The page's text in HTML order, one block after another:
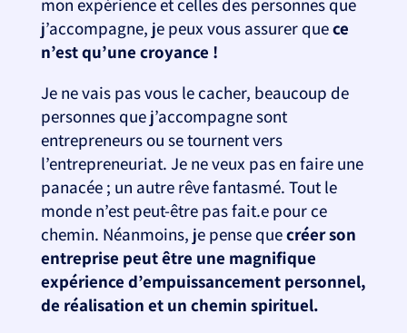
j’accompagne, je peux vous assurer quece
n’est qu’une croyance !
Je ne vais pas vous le cacher, beaucoup de
personnes que j’accompagne sont
entrepreneurs ou se tournent vers
l’entrepreneuriat. Je ne veux pas en faire une
panacée ; un autre rêve fantasmé. Tout le
monde n’est peut-être pas fait.e pour ce
chemin. Néanmoins, je pense quecréer son
entreprise peut être une magnifique
expérience d’empuissancement personnel,
de réalisation et un chemin spirituel.